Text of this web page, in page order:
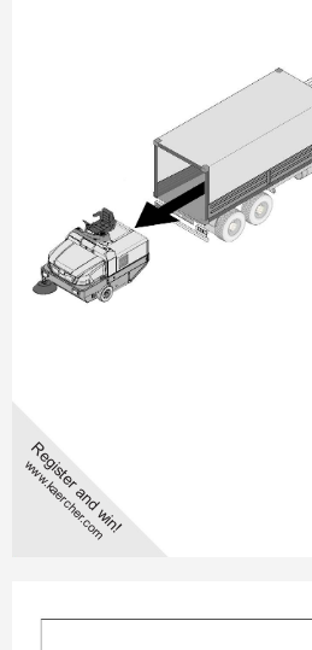
Register and win!
www
.kaercher
.com